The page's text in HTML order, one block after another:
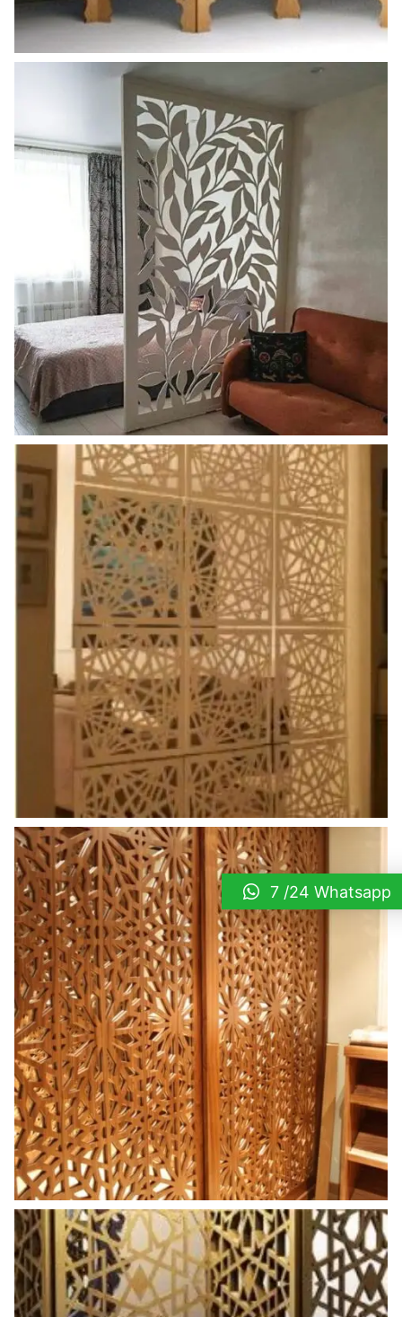
ahsap_paravan (2)
ahsap_paravan (3)
ahsap_paravan (4)
7 /24 Whatsapp